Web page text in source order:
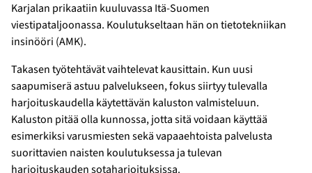
Karjalan prikaatiin kuuluvassa Itä-Suomen
viestipataljoonassa. Koulutukseltaan hän on tietotekniikan
insinööri (AMK).
Takasen työtehtävät vaihtelevat kausittain. Kun uusi
saapumiserä astuu palvelukseen, fokus siirtyy tulevalla
harjoituskaudella käytettävän kaluston valmisteluun.
Kaluston pitää olla kunnossa, jotta sitä voidaan käyttää
esimerkiksi varusmiesten sekä vapaaehtoista palvelusta
suorittavien naisten koulutuksessa ja tulevan
harjoituskauden sotaharjoituksissa.